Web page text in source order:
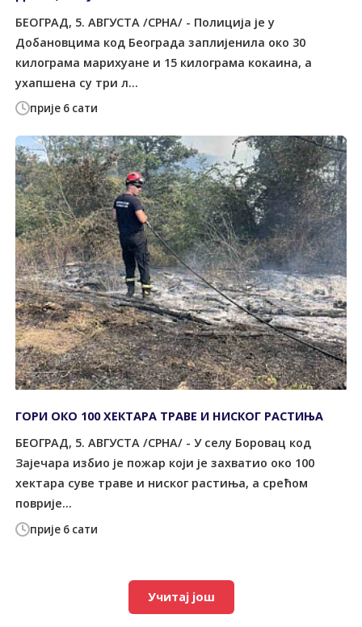
прије 6 сати
БЕОГРАД, 5. АВГУСТА /СРНА/ - Полиција је у
Добановцима код Београда заплијенила око 30
килограма марихуане и 15 килограма кокаина, а
ухапшена су три л...
прије 6 сати
ГОРИ ОКО 100 ХЕКТАРА ТРАВЕ И НИСКОГ РАСТИЊА
БЕОГРАД, 5. АВГУСТА /СРНА/ - У селу Боровац код
Зајечара избио је пожар који је захватио око 100
хектара суве траве и ниског растиња, а срећом
поврије...
Учитај још